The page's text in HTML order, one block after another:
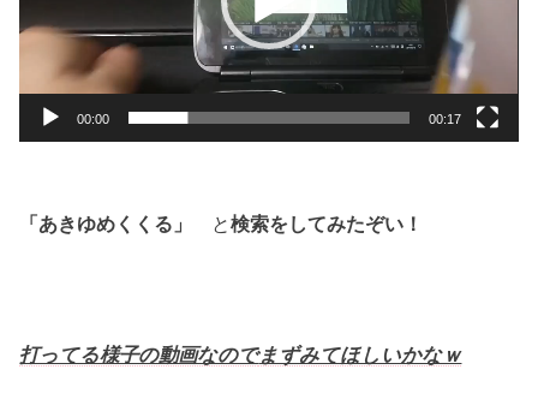
00:00 00:17
「あきゆめくくる」 と検索をしてみたぞい！
打ってる様子の動画なのでまずみてほしいかなｗ